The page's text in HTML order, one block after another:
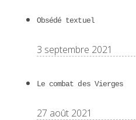
Obsédé textuel
3 septembre 2021
Le combat des Vierges
27 août 2021